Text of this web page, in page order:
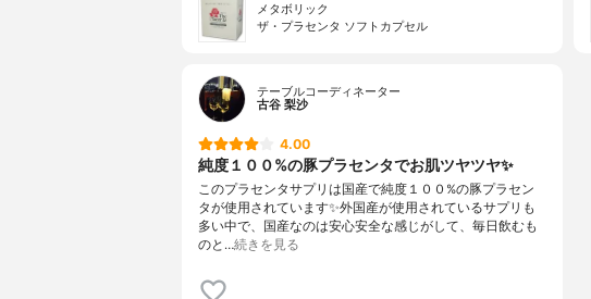
メタボリック
ザ・プラセンタ ソフトカプセル
テーブルコーディネーター
古谷 梨沙
4.00
純度１００%の豚プラセンタでお肌ツヤツヤ✨
このプラセンタサプリは国産で純度１００%の豚プラセン
タが使用されています✨外国産が使用されているサプリも
多い中で、国産なのは安心安全な感じがして、毎日飲むも
のと…続きを見る